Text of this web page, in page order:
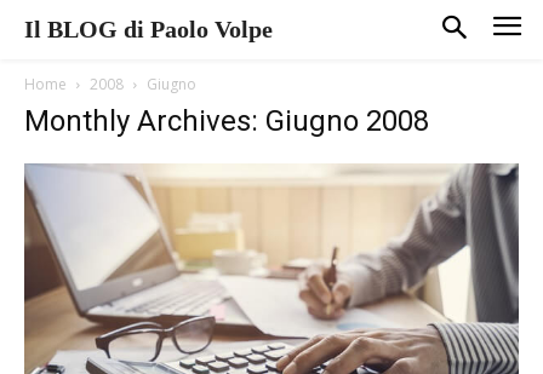
Il BLOG di Paolo Volpe
Home 2008 Giugno
Monthly Archives: Giugno 2008